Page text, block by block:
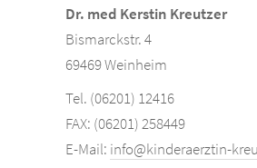
Dr. med Kerstin Kreutzer
Bismarckstr. 4
69469 Weinheim
Tel. (06201) 12416
FAX: (06201) 258449
E-Mail: info@kinderaerztin-